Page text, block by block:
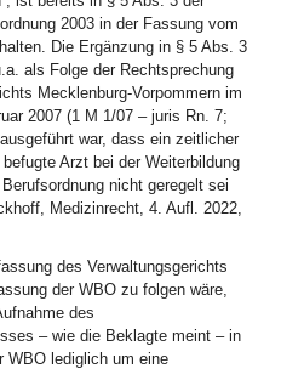
2003 in der Fassung vom
Die Ergänzung in § 5 Abs. 3
als Folge der Rechtsprechung
Mecklenburg-Vorpommern im
2007 (1 M 1/07 – juris Rn. 7;
war, dass ein zeitlicher
Arzt bei der Weiterbildung
nicht geregelt sei
Medizinrecht, 4. Aufl. 2022,
des Verwaltungsgerichts
der WBO zu folgen wäre,
des
– wie die Beklagte meint – in
WBO lediglich um eine